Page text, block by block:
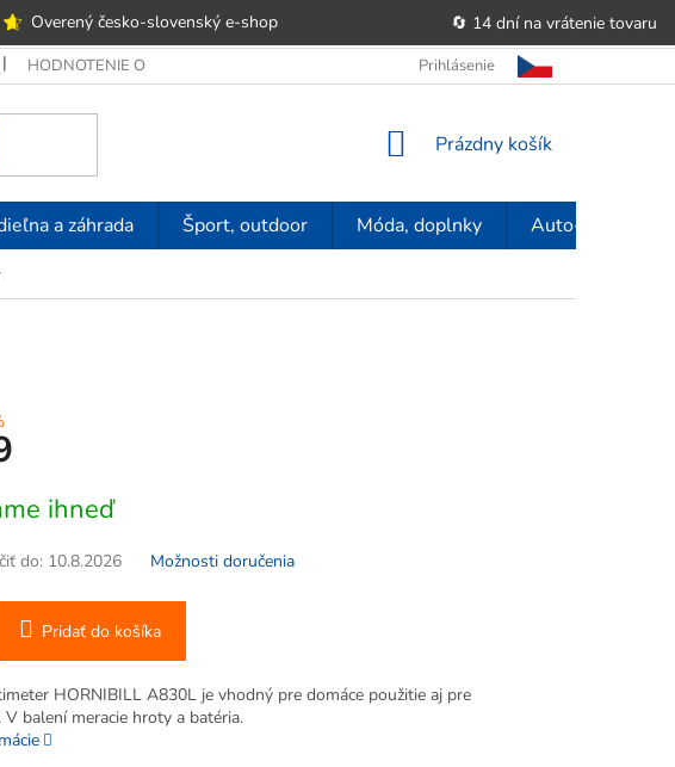
Overený česko-slovenský e‑shop
🔄 14 dní na vrátenie tovaru
HODNOTENIE OBCHODU OBCHODNÉ PODMIENKY POUČENIE O PRÁVE
Prihlásenie
NÁKUPNÝ
Prázdny košík
a záhrada Šport, outdoor Móda, doplnky Auto-moto
ihneď
do: 10.8.2026 Možnosti doručenia
Pridať do košíka
HORNIBILL A830L je vhodný pre domáce použitie aj pre
balení meracie hroty a batéria.